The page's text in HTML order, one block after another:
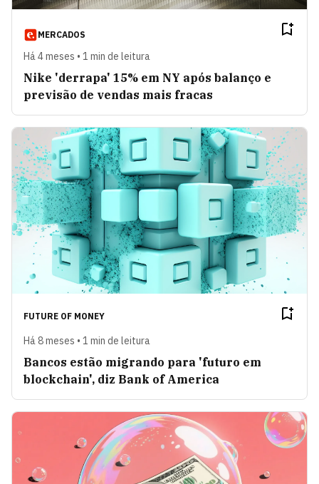
MERCADOS
Há 4 meses • 1 min de leitura
Nike 'derrapa' 15% em NY após balanço e
previsão de vendas mais fracas
FUTURE OF MONEY
Há 8 meses • 1 min de leitura
Bancos estão migrando para 'futuro em
blockchain', diz Bank of America